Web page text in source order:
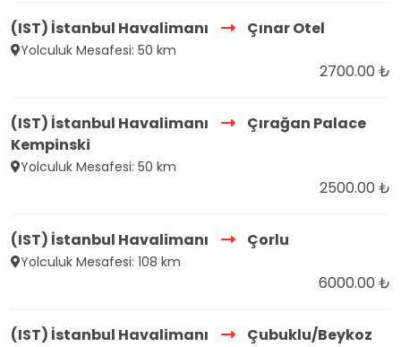
(IST) İstanbul Havalimanı Çınar Otel
Yolculuk Mesafesi: 50 km
2700.00 ₺
(IST) İstanbul Havalimanı
Çırağan Palace
Kempinski
Yolculuk Mesafesi: 50 km
2500.00 ₺
(IST) İstanbul Havalimanı Çorlu
Yolculuk Mesafesi: 108 km
6000.00 ₺
(IST) İstanbul Havalimanı Çubuklu/Beykoz